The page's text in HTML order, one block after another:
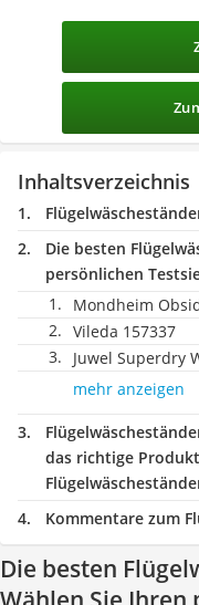
Inhaltsverzeichnis
Die besten
persönlichen
Mondheim
Vileda 157337
Juwel Superdry
mehr anzeigen
das richtige
Kommentare zum
Die besten